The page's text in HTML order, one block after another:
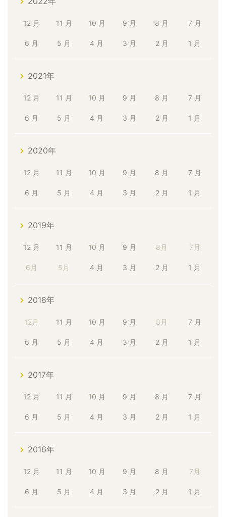
12 月 11 月 10 月 9 月 8 月 7 月
6 月 5 月 4 月 3 月 2 月 1 月
2021年
12 月 11 月 10 月 9 月 8 月 7 月
6 月 5 月 4 月 3 月 2 月 1 月
2020年
12 月 11 月 10 月 9 月 8 月 7 月
6 月 5 月 4 月 3 月 2 月 1 月
2019年
12 月 11 月 10 月 9 月 8月 7月
6月 5月 4 月 3 月 2 月 1 月
2018年
12月 11 月 10 月 9 月 8月 7 月
6 月 5 月 4 月 3 月 2 月 1 月
2017年
12 月 11 月 10 月 9 月 8 月 7 月
6 月 5 月 4 月 3 月 2 月 1 月
2016年
12 月 11 月 10 月 9 月 8 月 7月
6 月 5 月 4 月 3 月 2 月 1 月